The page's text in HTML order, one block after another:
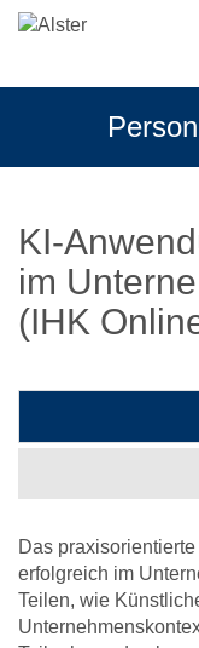
KI-
im
(IHK
Das
erfolgreich im
Teilen, wie